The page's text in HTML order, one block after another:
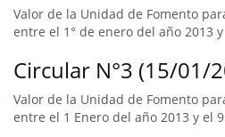
Valor de la Unidad de Fomento
entre el 1° de enero del año 2013
Circular N°3 (15/01/
Valor de la Unidad de Fomento
entre el 1 Enero del año 2013 y el